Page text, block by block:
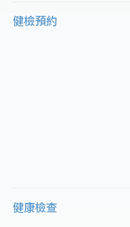
健檢預約
健康檢查